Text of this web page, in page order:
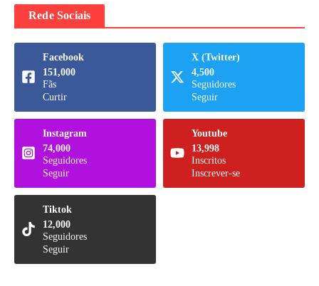
Rede Sociais
Facebook
151,000
Fãs
Curtir
X (Twitter)
4,500
Seguidores
Seguir
Instagram
74,000
Seguidores
Seguir
Youtube
13,998
Inscritos
Inscrever-se
Tiktok
12,000
Seguidores
Seguir